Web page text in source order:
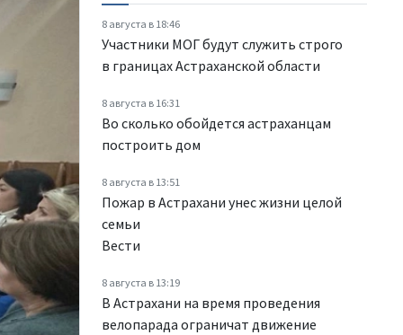
8 августа в 18:46
Участники МОГ будут служить строго
в границах Астраханской области
8 августа в 16:31
Во сколько обойдется астраханцам
построить дом
8 августа в 13:51
Пожар в Астрахани унес жизни целой
семьи
Вести
8 августа в 13:19
В Астрахани на время проведения
велопарада ограничат движение